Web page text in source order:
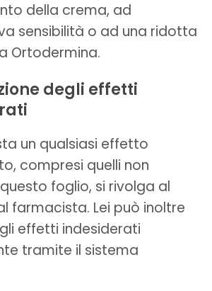
della crema, ad
sensibilità o ad una ridotta
Ortodermina.
degli effetti
un qualsiasi effetto
compresi quelli non
foglio, si rivolga al
farmacista. Lei può inoltre
effetti indesiderati
tramite il sistema